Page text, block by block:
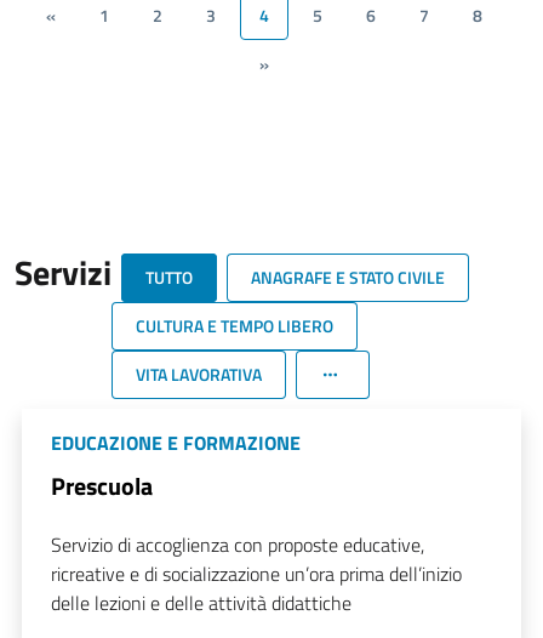
« 1 2 3 4 5 6 7
8
»
Servizi TUTTO
ANAGRAFE E STATO CIVILE
CULTURA E TEMPO LIBERO
VITA LAVORATIVA
EDUCAZIONE E FORMAZIONE
Prescuola
Servizio di accoglienza con proposte educative,
ricreative e di socializzazione un’ora prima dell’inizio
delle lezioni e delle attività didattiche